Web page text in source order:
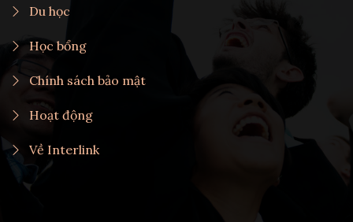
Du học
Học bổng
Chính sách bảo mật
Hoạt động
Về Interlink